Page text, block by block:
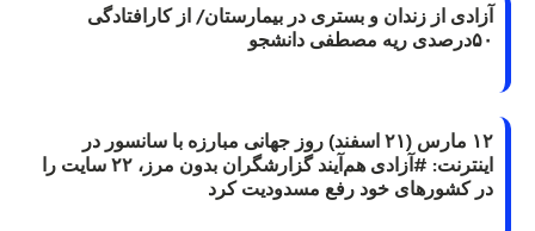
آزادی از زندان و بستری در بیمارستان/ از کارافتادگی
۵۰درصدی ریه مصطفی دانشجو
۱۲ مارس (۲۱ اسفند) روز جهانی مبارزه با سانسور در
اینترنت: #آزادی هم‌آیند گزارشگران‌ بدون مرز، ۲۲ سایت را
در کشورهای خود رفع مسدودیت کرد